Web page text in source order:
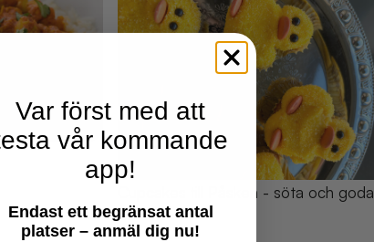
Cupcakes till Påsken - söta och goda
20 minuter
Var först med att
vår kommande
app!
Endast ett begränsat antal
platser – anmäl dig nu!